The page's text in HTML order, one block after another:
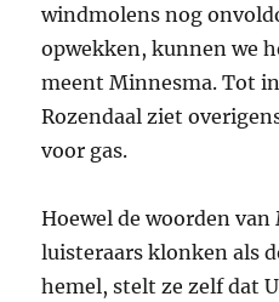
windmolens nog
opwekken, kunnen we
meent Minnesma. Tot
Rozendaal ziet
voor gas.
Hoewel de woorden
luisteraars klonken als
hemel, stelt ze zelf dat